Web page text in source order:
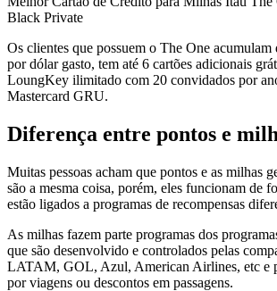
Black Private
Os clientes que possuem o The One acumulam
por dólar gasto, tem até 6 cartões adicionais
LoungKey ilimitado com 20 convidados por
Mastercard GRU.
Diferença entre pontos e
Muitas pessoas acham que pontos e as milhas
são a mesma coisa, porém, eles funcionam de
estão ligados a programas de recompensas
As milhas fazem parte programas dos
que são desenvolvido e controlados pelas
LATAM, GOL, Azul, American Airlines, etc e
por viagens ou descontos em passagens.